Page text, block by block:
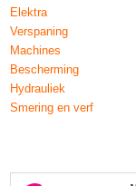
Elektra
Verspaning
Machines
Bescherming
Hydrauliek
Smering en verf